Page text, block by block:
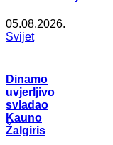
05.08.2026.
Svijet
Dinamo
uvjerljivo
svladao
Kauno
Žalgiris